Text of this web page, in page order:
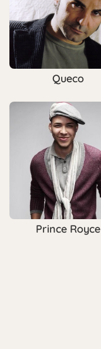
Queco
Prince Royce